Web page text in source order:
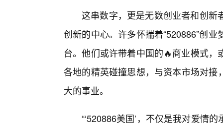
这串数字，更是无数创业者和创新
创新的中心。许多怀揣着“520886”创
台。他们或许带着中国的🔥商业模式
各地的精英碰撞思想，与资本市场对接
大的事业。
“‘520886美国’，不仅是我对爱情